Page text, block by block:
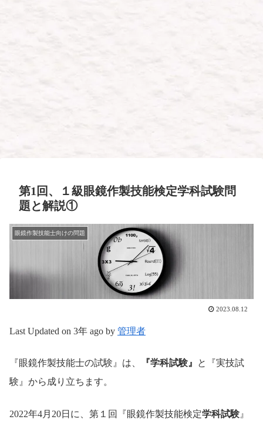
第1回、１級眼鏡作製技能検定学科試験問
題と解説①
眼鏡作製技能士向けの問題
2023.08.12
Last Updated on 3年 ago by 管理者
『眼鏡作製技能士の試験』は、 『学科試験』
と『実技試
験』から成り立ちます。
2022年4月20日に、第１回『眼鏡作製技能検定学科試験 』